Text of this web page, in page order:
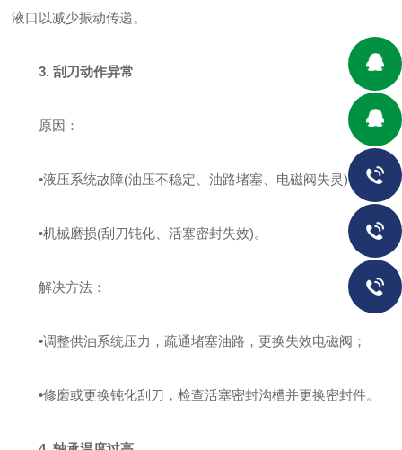
液口以减少振动传递‌。
3. 刮刀动作异常
‌原因‌：
•液压系统故障(油压不稳定、油路堵塞、电磁阀失灵)；
•机械磨损(刮刀钝化、活塞密封失效)。
‌解决方法‌：
•调整供油系统压力，疏通堵塞油路，更换失效电磁阀；
•修磨或更换钝化刮刀，检查活塞密封沟槽并更换密封件。